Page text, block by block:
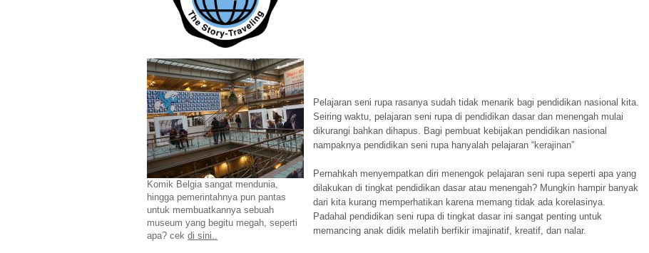
Pelajaran seni rupa rasanya sudah tidak menarik bagi pendidikan nasional kita.
Seiring waktu, pelajaran seni rupa di pendidikan dasar dan menengah mulai
dikurangi bahkan dihapus. Bagi pembuat kebijakan pendidikan nasional
nampaknya pendidikan seni rupa hanyalah pelajaran “kerajinan”
Pernahkah menyempatkan diri menengok pelajaran seni rupa seperti apa yang
dilakukan di tingkat pendidikan dasar atau menengah? Mungkin hampir banyak
dari kita kurang memperhatikan karena memang tidak ada korelasinya.
Padahal pendidikan seni rupa di tingkat dasar ini sangat penting untuk
memancing anak didik melatih berfikir imajinatif, kreatif, dan nalar.
Komik Belgia sangat mendunia,
hingga pemerintahnya pun pantas
untuk membuatkannya sebuah
museum yang begitu megah, seperti
apa? cek di sini..